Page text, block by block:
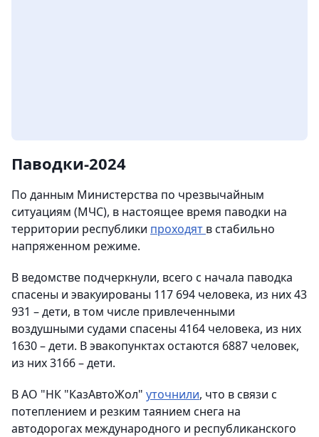
Паводки-2024
По данным Министерства по чрезвычайным
ситуациям (МЧС), в настоящее время паводки на
территории республики проходят в стабильно
напряженном режиме.
В ведомстве подчеркнули, всего с начала паводка
спасены и эвакуированы 117 694 человека, из них 43
931 – дети, в том числе привлеченными
воздушными судами спасены 4164 человека, из них
1630 – дети. В эвакопунктах остаются 6887 человек,
из них 3166 – дети.
В АО "НК "КазАвтоЖол" уточнили, что в связи с
потеплением и резким таянием снега на
автодорогах международного и республиканского